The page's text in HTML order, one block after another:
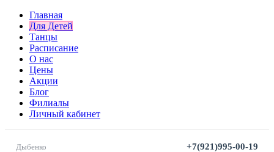
Главная
Для Детей
Танцы
Расписание
О нас
Цены
Акции
Блог
Филиалы
Личный кабинет
Дыбенко +7(921)995-00-19